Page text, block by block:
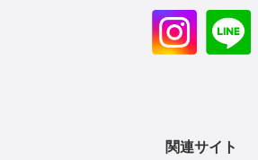
関連サイト